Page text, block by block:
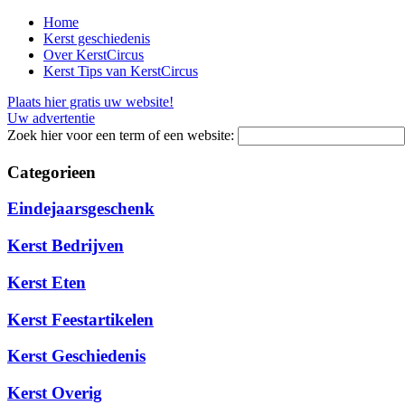
Home
Kerst geschiedenis
Over KerstCircus
Kerst Tips van KerstCircus
Plaats hier gratis uw website!
Uw advertentie
Zoek hier voor een term of een website:
Categorieen
Eindejaarsgeschenk
Kerst Bedrijven
Kerst Eten
Kerst Feestartikelen
Kerst Geschiedenis
Kerst Overig